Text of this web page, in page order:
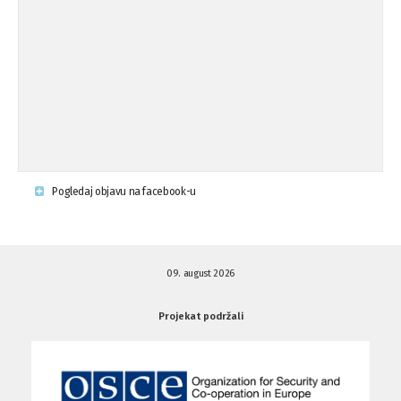
Pogledaj objavu na facebook-u
09. august 2026
Projekat podržali